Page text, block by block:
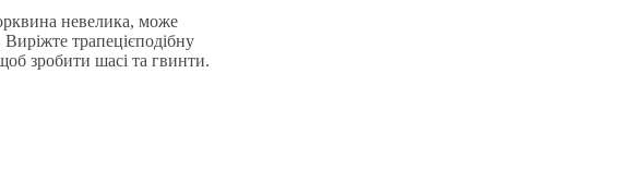
невелика, може
трапецієподібну
зробити шасі та гвинти.